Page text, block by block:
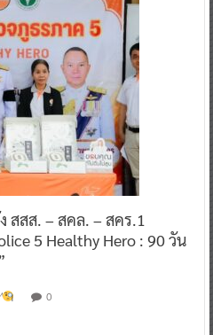
สสส. – สคล. – สคร.1
5 Healthy Hero : 90 วัน
0